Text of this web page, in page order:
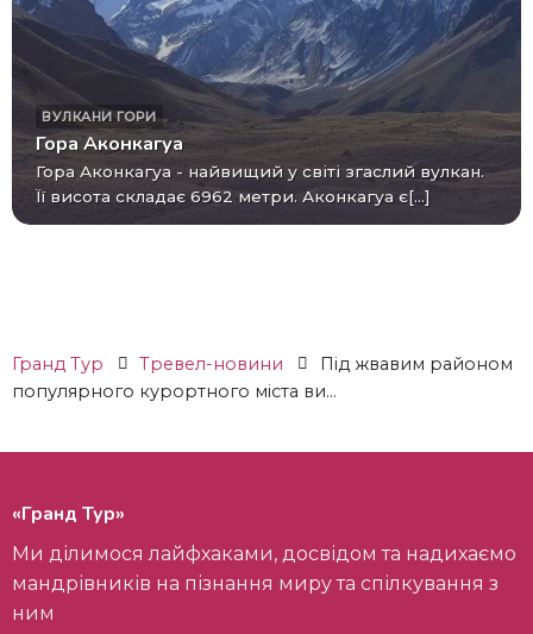
ВУЛКАНИ ГОРИ
Гора Аконкагуа
Гора Аконкагуа - найвищий у світі згаслий вулкан.
Її висота складає 6962 метри. Аконкагуа є[...]
Гранд Тур Тревел-новини
Під жвавим районом
популярного курортного міста ви...
«Гранд Тур»
Ми ділимося лайфхаками, досвідом та надихаємо
мандрівників на пізнання миру та спілкування з
ним